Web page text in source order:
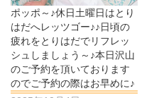
ポッポ～♪休日土曜日はとり
はだへレッツゴー♪♪日頃の
疲れをとりはだでリフレッ
シュしましょう～♪本日沢山
のご予約を頂いております
のでご予約の際はお早めに♪